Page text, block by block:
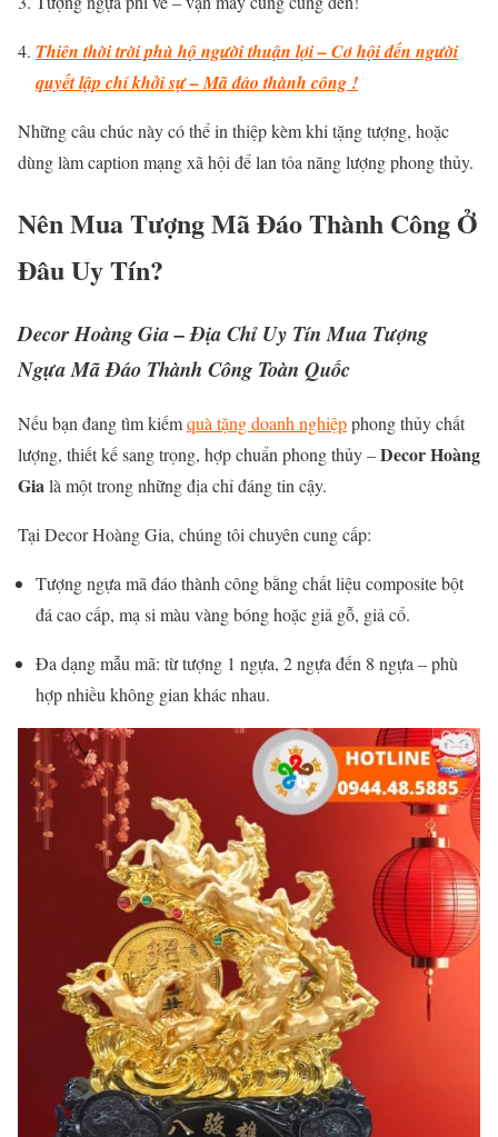
Thiên thời trời phù hộ người thuận lợi – Cơ hội đến người
quyết lập chí khởi sự – Mã đáo thành công !
Những câu chúc này có thể in thiệp kèm khi tặng tượng, hoặc
dùng làm caption mạng xã hội để lan tỏa năng lượng phong thủy.
Nên Mua Tượng Mã Đáo Thành Công Ở
Đâu Uy Tín?
Decor Hoàng Gia– Địa Chỉ Uy TínMua Tượng
Ngựa Mã Đáo Thành Công Toàn Quốc
Nếu bạn đang tìm kiếmquà tặng doanh nghiệpphong thủy chất
lượng, thiết kế sang trọng, hợp chuẩn phong thủy –Decor Hoàng
Gialà một trong những địa chỉ đáng tin cậy.
Tại Decor Hoàng Gia, chúng tôi chuyên cung cấp:
Tượng ngựa mã đáo thành công bằng chất liệu composite bột
đá cao cấp, mạ si màu vàng bóng hoặc giả gỗ, giả cổ.
Đa dạng mẫu mã: từ tượng 1 ngựa, 2 ngựa đến 8 ngựa – phù
hợp nhiều không gian khác nhau.